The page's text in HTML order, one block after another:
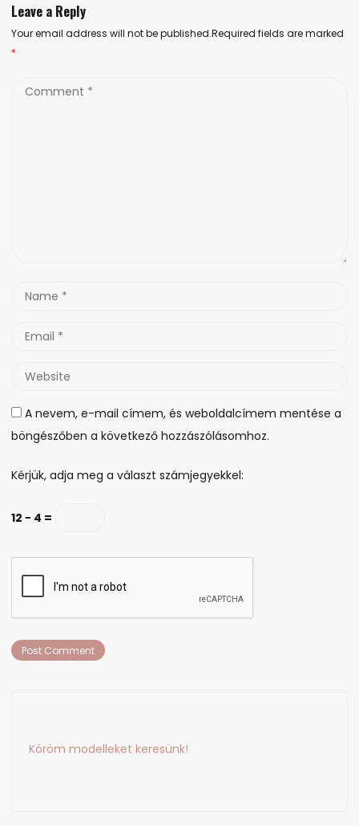
Leave a Reply
Your email address will not be published.Required fields are marked
*
Comment
Name
Email
Website
A nevem, e-mail címem, és weboldalcímem mentése a
böngészőben a következő hozzászólásomhoz.
Kérjük, adja meg a választ számjegyekkel:
12 − 4 =
Köröm modelleket keresünk!